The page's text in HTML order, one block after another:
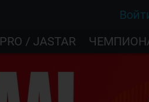
PRO / JASTAR